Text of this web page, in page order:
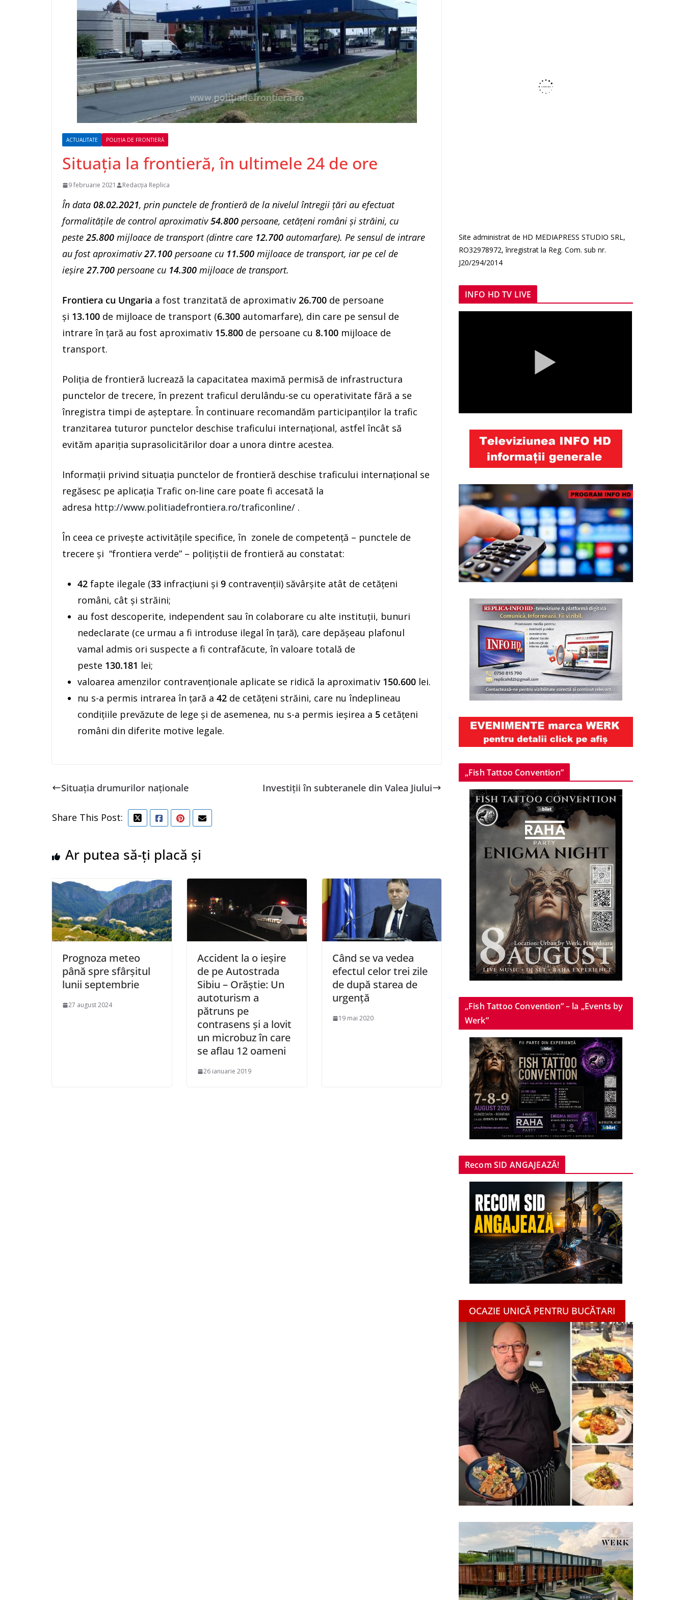
ACTUALITATE POLIȚIA DE FRONTIERĂ
Situaţia la frontieră, în ultimele 24 de ore
9 februarie 2021 Redacția Replica
În data 08.02.2021, prin punctele de frontieră de la nivelul întregii ţări au efectuat
formalitățile de control aproximativ54.800 persoane, cetățeni români și străini, cu
peste 25.800 mijloace de transport (dintre care 12.700 automarfare). Pe sensul de intrare
au fost aproximativ27.100 persoane cu 11.500 mijloace de transport, iar pe cel de
ieşire 27.700 persoane cu 14.300 mijloace de transport.
Frontiera cu Ungaria a fost tranzitată de aproximativ 26.700 de persoane
şi 13.100 de mijloace de transport (6.300 automarfare), din care pe sensul de
intrare în ţară au fost aproximativ 15.800 de persoane cu 8.100 mijloace de
transport.
Poliția de frontieră lucrează la capacitatea maximă permisă de infrastructura
punctelor de trecere, în prezent traficul derulându-se cu operativitate fără a se
înregistra timpi de aşteptare. În continuare recomandăm participanţilor la trafic
tranzitarea tuturor punctelor deschise traficului internaţional, astfel încât să
evităm apariţia suprasolicitărilor doar a unora dintre acestea.
Informaţii privind situaţia punctelor de frontieră deschise traficului internaţional se
regăsesc pe aplicaţia Trafic on-line care poate fi accesată la
adresa http://www.politiadefrontiera.ro/traficonline/ .
În ceea ce priveşte activităţile specifice, în zonele de competenţă – punctele de
trecere şi “frontiera verde” – poliţiştii de frontieră au constatat:
42 fapte ilegale (33 infracţiuni şi 9 contravenţii) săvârşite atât de cetăţeni
români, cât şi străini;
au fost descoperite, independent sau în colaborare cu alte instituţii, bunuri
nedeclarate (ce urmau a fi introduse ilegal în ţară), care depăşeau plafonul
vamal admis ori suspecte a fi contrafăcute, în valoare totală de
peste 130.181 lei;
valoarea amenzilor contravenţionale aplicate se ridică la aproximativ 150.600 lei.
nu s-a permis intrarea în ţară a 42 de cetăţeni străini, care nu îndeplineau
condiţiile prevăzute de lege şi de asemenea, nu s-a permis ieşirea a 5 cetăţeni
români din diferite motive legale.
Situația drumurilor naționale Investiții în subteranele din Valea Jiului
Share This Post:
Ar putea să-ți placă și
Prognoza meteo
până spre sfârșitul
lunii septembrie
27 august 2024
Accident la o ieşire
de pe Autostrada
Sibiu – Orăştie: Un
autoturism a
pătruns pe
contrasens şi a lovit
un microbuz în care
se aflau 12 oameni
26 ianuarie 2019
Când se va vedea
efectul celor trei zile
de după starea de
urgență
19 mai 2020
Site administrat de HD MEDIAPRESS STUDIO SRL,
RO32978972, înregistrat la Reg. Com. sub nr.
J20/294/2014
INFO HD TV LIVE
„Fish Tattoo Convention”
„Fish Tattoo Convention” – la „Events by
Werk”
Recom SID ANGAJEAZĂ!
OCAZIE UNICĂ PENTRU BUCĂTARI